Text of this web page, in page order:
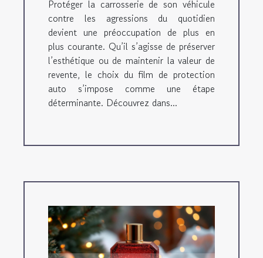
Protéger la carrosserie de son véhicule
contre les agressions du quotidien
devient une préoccupation de plus en
plus courante. Qu’il s’agisse de préserver
l’esthétique ou de maintenir la valeur de
revente, le choix du film de protection
auto s’impose comme une étape
déterminante. Découvrez dans...